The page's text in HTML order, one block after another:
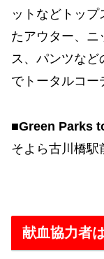
ットなどトッ
たアウター、ニ
ス、パンツなど
でトータルコー
■Green Parks
そよら古川橋駅
献血協力者